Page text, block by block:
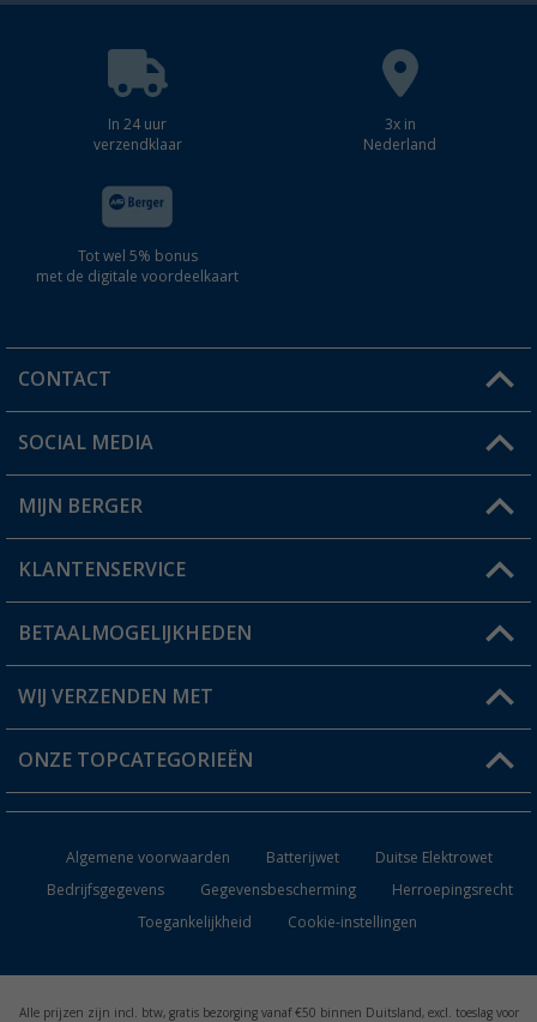
In 24 uur
verzendklaar
3x in
Nederland
Tot wel 5% bonus
met de digitale voordeelkaart
CONTACT
Een vraag?
Winkel vinden
SOCIAL MEDIA
MIJN BERGER
Mijn account
Status bestelling
Verlanglijstje
KLANTENSERVICE
FAQ & Contact
Verzendinformatie
Catalogus
BETAALMOGELIJKHEDEN
WIJ VERZENDEN MET
ONZE TOPCATEGORIEËN
Keukenaccessoires
Campingmeubilair
Campingtoiletten
Algemene voorwaarden Batterijwet
Duitse Elektrowet
Bedrijfsgegevens
Gegevensbescherming
Herroepingsrecht
Toegankelijkheid
Cookie-instellingen
Alle prijzen zijn incl. btw, gratis bezorging vanaf €50 binnen Duitsland, excl. toeslag voor